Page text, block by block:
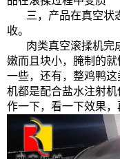
三，产品在真空状
收。
肉类真空滚揉机完
嫩而且块小，腌制的
一些，还有，整鸡鸭
机都是配合盐水注射
作一下，看一下效果，